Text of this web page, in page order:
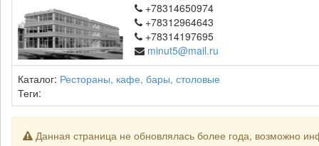
+78314650974
+78312964643
+78314197695
minut5@mail.ru
Каталог: Рестораны, кафе, бары, столовые
Теги:
Данная страница не обновлялась более года, возможно